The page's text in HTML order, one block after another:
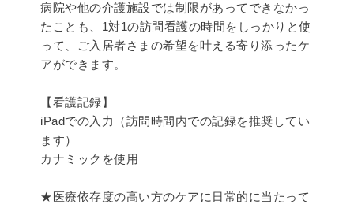
病院や他の介護施設では制限があってできなかっ
たことも、1対1の訪問看護の時間をしっかりと使
って、ご入居者さまの希望を叶える寄り添ったケ
アができます。
【看護記録】
iPadでの入力（訪問時間内での記録を推奨してい
ます）
カナミックを使用
★医療依存度の高い方のケアに日常的に当たって